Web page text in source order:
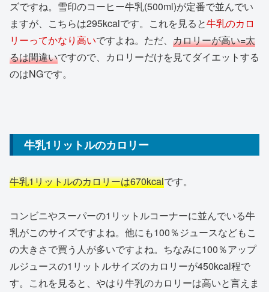
ズですね。雪印のコーヒー牛乳(500ml)が定番で並んでい
ますが、こちらは295kcalです。これを見ると牛乳のカロ
リーってかなり高いですよね。ただ、 カロリーが高い=太
るは間違いですので、カロリーだけを見てダイエットする
のはNGです。
牛乳1リットルのカロリー
牛乳1リットルのカロリーは670kcalです。
コンビニやスーパーの1リットルコーナーに並んでいる牛
乳がこのサイズですよね。他にも100％ジュースなどもこ
の大きさで買う人が多いですよね。ちなみに100％アップ
ルジュースの1リットルサイズのカロリーが450kcal程で
す。これを見ると、やはり牛乳のカロリーは高いと言えま